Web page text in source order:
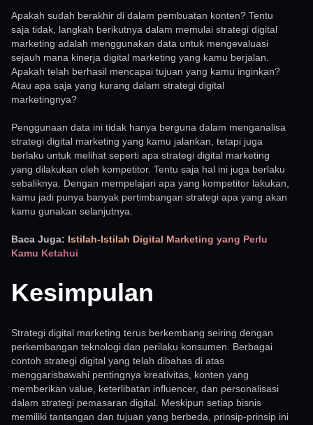
Apakah sudah berakhir di dalam pembuatan konten? Tentu
saja tidak, langkah berikutnya dalam memulai strategi digital
marketing adalah menggunakan data untuk mengevaluasi
sejauh mana kinerja digital marketing yang kamu berjalan.
Apakah telah berhasil mencapai tujuan yang kamu inginkan?
Atau apa saja yang kurang dalam strategi digital
marketingnya?
Penggunaan data ini tidak hanya berguna dalam menganalisa
strategi digital marketing yang kamu jalankan, tetapi juga
berlaku untuk melihat seperti apa strategi digital marketing
yang dilakukan oleh kompetitor. Tentu saja hal ini juga berlaku
sebaliknya. Dengan mempelajari apa yang kompetitor lakukan,
kamu jadi punya banyak pertimbangan strategi apa yang akan
kamu gunakan selanjutnya.
Baca Juga: Istilah-Istilah Digital Marketing yang Perlu
Kamu Ketahui
Kesimpulan
Strategi digital marketing terus berkembang seiring dengan
perkembangan teknologi dan perilaku konsumen. Berbagai
contoh strategi digital yang telah dibahas di atas
menggarisbawahi pentingnya kreativitas, konten yang
memberikan value, keterlibatan influencer, dan personalisasi
dalam strategi pemasaran digital. Meskipun setiap bisnis
memiliki tantangan dan tujuan yang berbeda, prinsip-prinsip ini